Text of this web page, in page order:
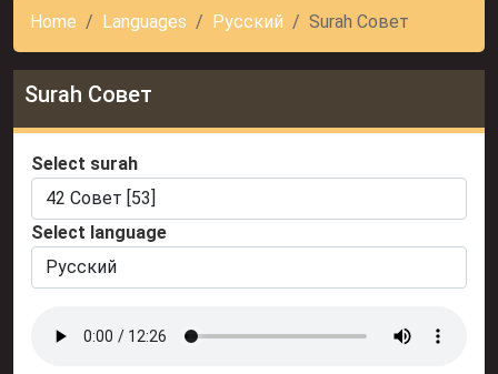
Home Languages Русский Surah Совет
Surah Совет
Select surah
Select language